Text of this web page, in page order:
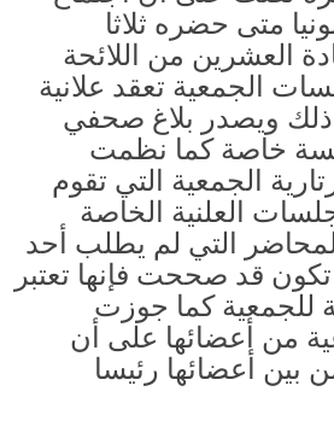
متى حضره ثلاثا
العشرين من اللائحة
الجمعية تعقد علانية
ذلك ويصدر بلاغ صحفي
خاصة كما نظمت
الجمعية التي تقوم
العلنية الخاصة
التي لم يطلب أحد
قد صححت فإنها تعتبر
للجمعية كما جوزت
من أعضائها على أن
بين أعضائها رئيسا